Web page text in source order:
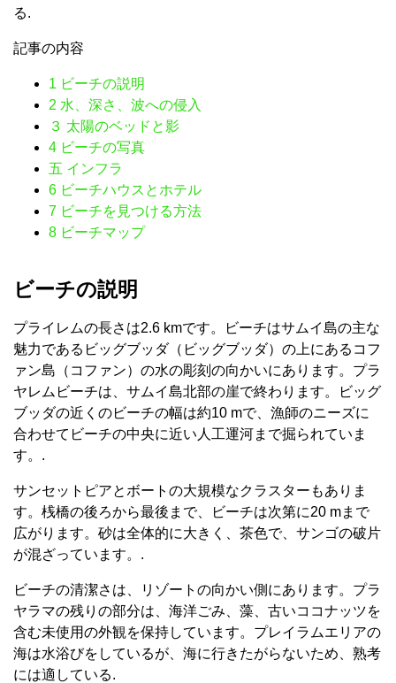
る.
記事の内容
1 ビーチの説明
2 水、深さ、波への侵入
３ 太陽のベッドと影
4 ビーチの写真
五 インフラ
6 ビーチハウスとホテル
7 ビーチを見つける方法
8 ビーチマップ
ビーチの説明
プライレムの長さは2.6 kmです。ビーチはサムイ島の主な
魅力であるビッグブッダ（ビッグブッダ）の上にあるコフ
ァン島（コファン）の水の彫刻の向かいにあります。プラ
ヤレムビーチは、サムイ島北部の崖で終わります。ビッグ
ブッダの近くのビーチの幅は約10 mで、漁師のニーズに
合わせてビーチの中央に近い人工運河まで掘られていま
す。.
サンセットピアとボートの大規模なクラスターもありま
す。桟橋の後ろから最後まで、ビーチは次第に20 mまで
広がります。砂は全体的に大きく、茶色で、サンゴの破片
が混ざっています。.
ビーチの清潔さは、リゾートの向かい側にあります。プラ
ヤラマの残りの部分は、海洋ごみ、藻、古いココナッツを
含む未使用の外観を保持しています。プレイラムエリアの
海は水浴びをしているが、海に行きたがらないため、熟考
には適している.